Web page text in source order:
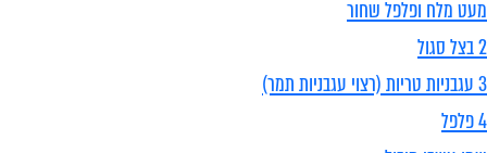
מעט מלח ופלפל שחור
2 בצל סגול
3 עגבניות טריות (רצוי עגבניות תמר)
4 פלפל